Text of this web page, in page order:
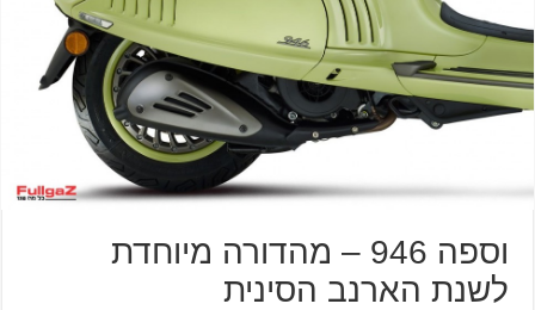
וספה 946 – מהדורה מיוחדת
לשנת הארנב הסינית